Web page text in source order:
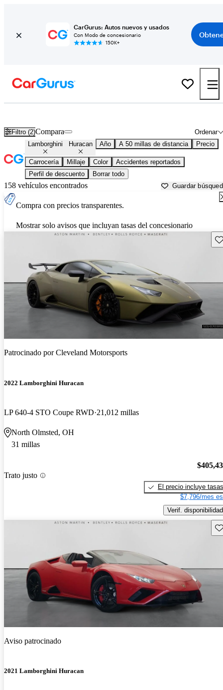
CarGurus: Autos nuevos y usados
Con Modo de concesionario
150K+
Filtro (2) Ordenar
Compara
Lamborghini Huracan Año A 50 millas de distancia Precio
Carrocería Millaje Color
Accidentes reportados
Perfil de descuento
Borrar todo
158 vehículos encontrados Guardar
Compra con precios transparentes.
Mostrar solo avisos que incluyan tasas del concesionario
Patrocinado porCleveland Motorsports
2022 Lamborghini Huracan
LP 640-4 STO Coupe RWD 21,012 millas
North Olmsted, OH
31 millas
Trato justo
El precio incluye tasas
$7,796/mes
Verif. disponibilidad
Aviso patrocinado
2021 Lamborghini Huracan